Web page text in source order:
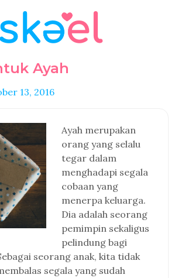
Ayah
13, 2016
Ayah merupakan
orang yang selalu
tegar dalam
menghadapi segala
cobaan yang
menerpa keluarga.
Dia adalah seorang
pemimpin sekaligus
pelindung bagi
seorang anak, kita tidak
segala yang sudah